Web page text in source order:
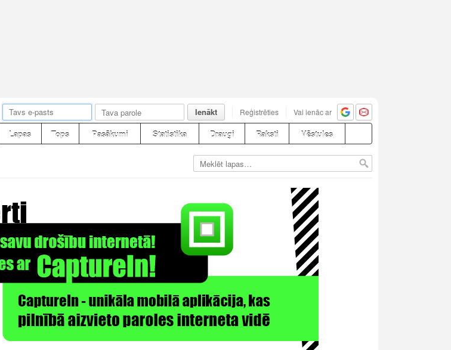
Ienākt Reģistrēties Vai ienāc ar
Lapas Tops Pasākumi Statistika Draugi Raksti Vēstules